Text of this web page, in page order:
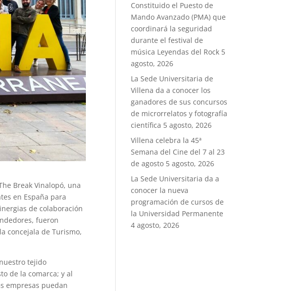
Break Vinalopó, una
en España para
de colaboración
fueron
concejala de Turismo,
tejido
de la comarca; y al
empresas puedan
Constituido el Puesto de
Mando Avanzado (PMA) que
coordinará la seguridad
durante el festival de
música Leyendas del Rock 5
agosto, 2026
La Sede Universitaria de
Villena da a conocer los
ganadores de sus concursos
de microrrelatos y fotografía
científica 5 agosto, 2026
Villena celebra la 45ª
Semana del Cine del 7 al 23
de agosto 5 agosto, 2026
La Sede Universitaria da a
conocer la nueva
programación de cursos de
la Universidad Permanente
4 agosto, 2026